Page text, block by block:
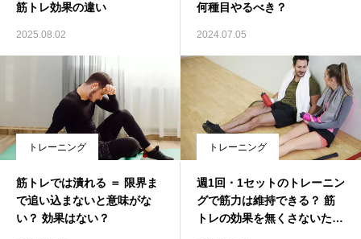
筋トレ効果の違い
2025.08.02
何種目やるべき？
2024.07.05
トレーニング
筋トレでは潰れる ＝ 限界ま
で追い込まないと意味がな
い？ 効果はない？
トレーニング
週1回・1セットのトレーニン
グで筋力は維持できる？ 筋
トレの効果を無くさないため